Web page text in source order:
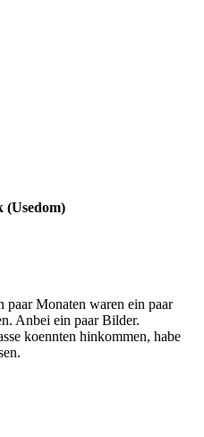
(Usedom)
paar Monaten waren ein paar
Anbei ein paar Bilder.
koennten hinkommen, habe